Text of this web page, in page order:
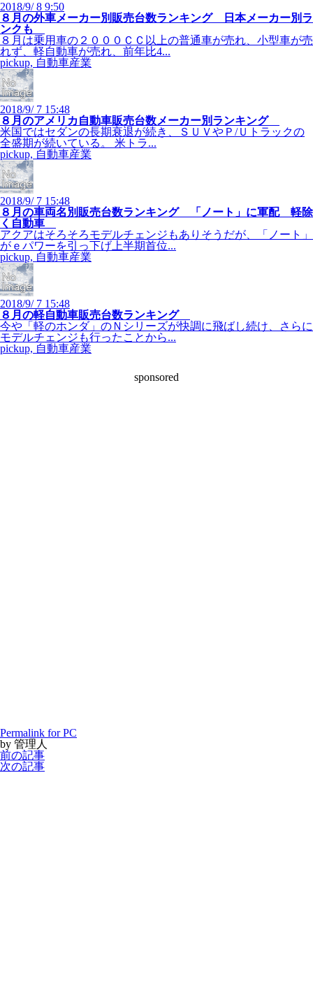
2018/9/ 8 9:50
８月の外車メーカー別販売台数ランキング 日本メーカー別ラ
ンクも
８月は乗用車の２０００ＣＣ以上の普通車が売れ、小型車が売
れず、軽自動車が売れ、前年比4...
pickup, 自動車産業
2018/9/ 7 15:48
８月のアメリカ自動車販売台数メーカー別ランキング
米国ではセダンの長期衰退が続き、ＳＵＶやＰ/Ｕトラックの
全盛期が続いている。 米トラ...
pickup, 自動車産業
2018/9/ 7 15:48
８月の車両名別販売台数ランキング 「ノート」に軍配 軽除
く自動車
アクアはそろそろモデルチェンジもありそうだが、「ノート」
がｅパワーを引っ下げ上半期首位...
pickup, 自動車産業
2018/9/ 7 15:48
８月の軽自動車販売台数ランキング
今や「軽のホンダ」のＮシリーズが快調に飛ばし続け、さらに
モデルチェンジも行ったことから...
pickup, 自動車産業
sponsored
Permalink for PC
by 管理人
前の記事
次の記事